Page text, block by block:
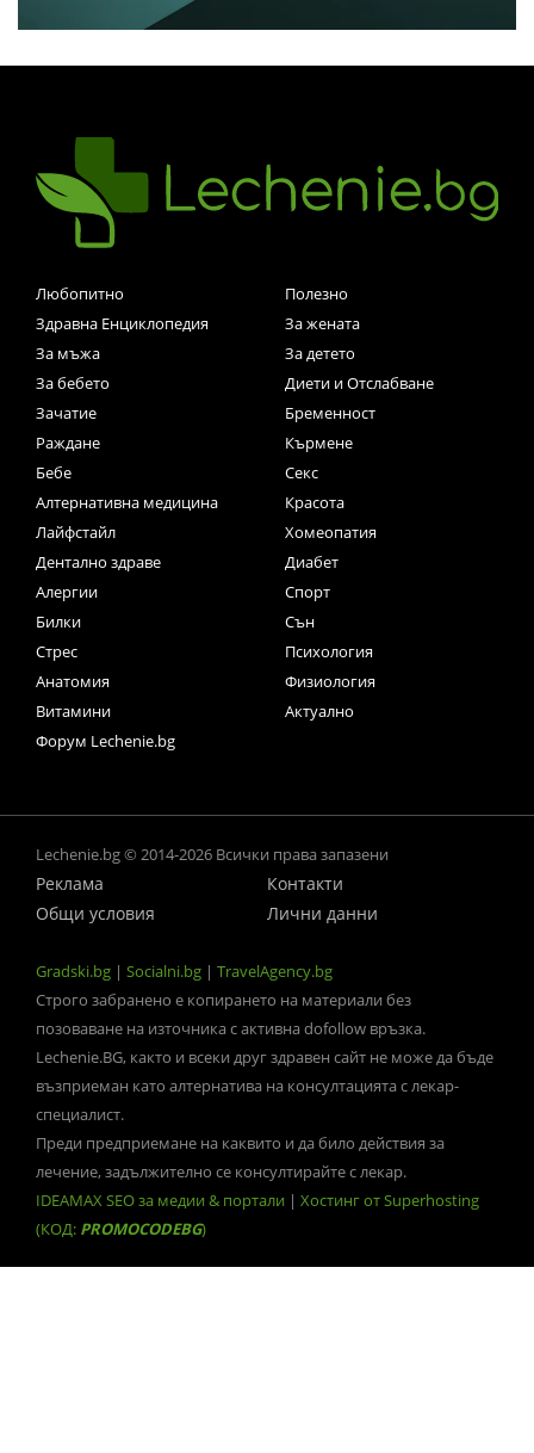
Любопитно
Полезно
Здравна Енциклопедия
За жената
За мъжа
За детето
За бебето
Диети и Отслабване
Зачатие
Бременност
Раждане
Кърмене
Бебе
Секс
Алтернативна медицина
Красота
Лайфстайл
Хомеопатия
Дентално здраве
Диабет
Алергии
Спорт
Билки
Сън
Стрес
Психология
Анатомия
Физиология
Витамини
Актуално
Форум Lechenie.bg
Lechenie.bg © 2014-2026 Всички права запазени
Реклама
Контакти
Общи условия
Лични данни
Gradski.bg | Socialni.bg | TravelAgency.bg
Строго забранено е копирането на материали без
позоваване на източника с активна dofollow връзка.
Lechenie.BG, както и всеки друг здравен сайт не може да бъде
възприеман като алтернатива на консултацията с лекар-
специалист.
Преди предприемане на каквито и да било действия за
лечение, задължително се консултирайте с лекар.
IDEAMAX SEO за медии & портали | Хостинг от Superhosting
(КОД: PROMOCODEBG)